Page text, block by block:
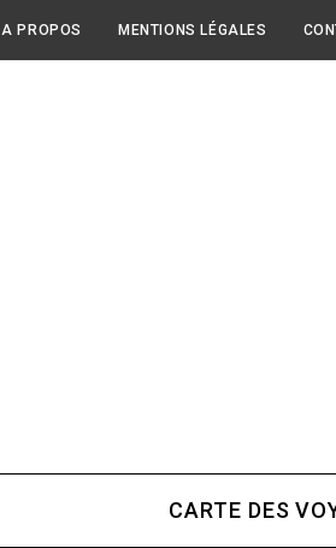
A PROPOS MENTIONS LÉGALES
CARTE DES